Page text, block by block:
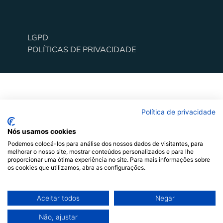
LGPD
POLÍTICAS DE PRIVACIDADE
Alavancar pessoas e organizações através do
comportamento
Política de privacidade
Nós usamos cookies
Podemos colocá-los para análise dos nossos dados de visitantes, para
melhorar o nosso site, mostrar conteúdos personalizados e para lhe
proporcionar uma ótima experiência no site. Para mais informações sobre
os cookies que utilizamos, abra as configurações.
Aceitar todos Negar
Não, ajustar